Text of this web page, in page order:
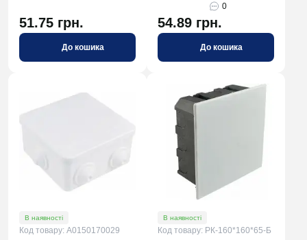
51.75 грн.
До кошика
0
54.89 грн.
До кошика
В наявності
Код товару: A0150170029
В наявності
Код товару: РК-160*160*65-Б